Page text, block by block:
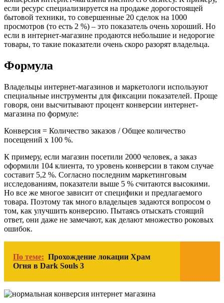
если ресурс специализируется на продаже дорогостоящей
бытовой техники, то совершенные 20 сделок на 1000
просмотров (то есть 2 %) – это показатель очень хороший. Но
если в интернет-магазине продаются небольшие и недорогие
товары, то такие показатели очень скоро разорят владельца.
Формула
Владельцы интернет-магазинов и маркетологи используют
специальные инструменты для фиксации показателей. Проще
говоря, они высчитывают процент конверсии интернет-
магазина по формуле:
Конверсия = Количество заказов / Общее количество
посещений х 100 %.
К примеру, если магазин посетили 2000 человек, а заказ
оформили 104 клиента, то уровень конверсии в таком случае
составит 5,2 %. Согласно последним маркетинговым
исследованиям, показатели выше 5 % считаются высокими.
Но все же многое зависит от специфики и предлагаемого
товара. Поэтому так много владельцев задаются вопросом о
том, как улучшить конверсию. Пытаясь отыскать стоящий
ответ, они даже не замечают, как делают множество роковых
ошибок.
По теме: Прохождение локации Храм
Огня в Dark Souls 3